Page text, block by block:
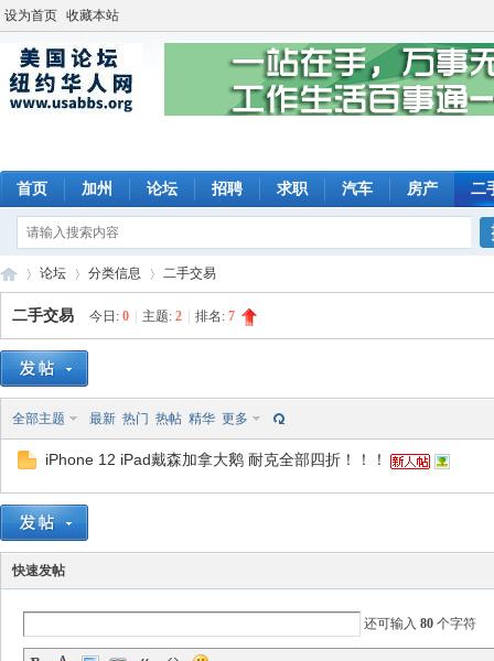
设为首页 收藏本站
首页 加州 论坛 招聘 求职 汽车 房产 二
国
»
论坛
›
分类信息 二手交易
二手交易 今日: 0 主题: 2 排名: 7
全部主题 最新 热门 热帖 精华 更多
iPhone 12 iPad戴森加拿大鹅 耐克全部四折！！！
快速发帖
还可输入 80 个字符